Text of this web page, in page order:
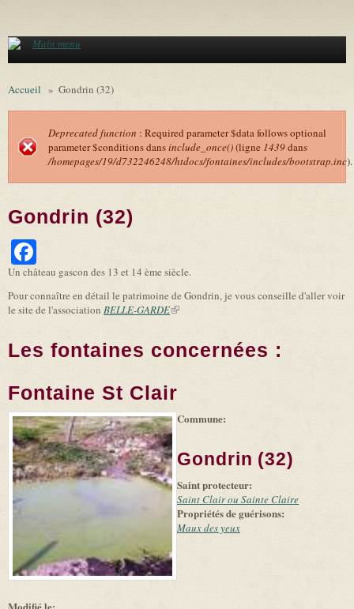
Main menu
Accueil » Gondrin (32)
Message d'erreur
Deprecated function : Required parameter $data follows optional
parameter $conditions dansinclude_once()(ligne 1439dans
/homepages/19/d732246248/htdocs/fontaines/includes/bootstrap.inc).
Gondrin (32)
Un château gascon des 13 et 14 ème siècle.
Pour connaître en détail le patrimoine de Gondrin, je vous conseille d'aller voir
le site de l'association BELLE-GARDE(link is external)
Les fontaines concernées :
Fontaine St Clair
-
Leaflet (link is
|
Tiles
(link is
external)
©
Microsoft
and
suppliers
Commune:
Gondrin (32)
Saint protecteur:
Saint Clair ou Sainte Claire
Propriétés de guérisons:
Maux des yeux